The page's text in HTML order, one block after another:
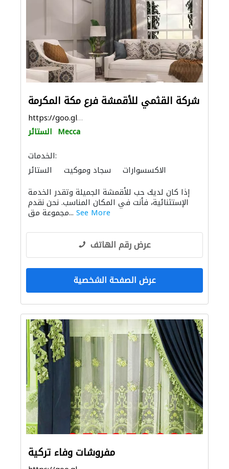
شركة القثمي للأقمشة فرع مكة المكرمة
https://goo.gl/maps/UNutRTpGRwWaBMDNA
الستائر Mecca
الخدمات:
الستائر
سجاد وموكيت الاكسسوارات
إذا كان لديك حب للأقمشة الجميلة وتقدر الخدمة
الإستثنائية، فأنت في المكان المناسب. نحن نقدم
مجموعة مق... See More
عرض رقم الهاتف
عرض الصفحة الشخصية
مفروشات وفاء تركية